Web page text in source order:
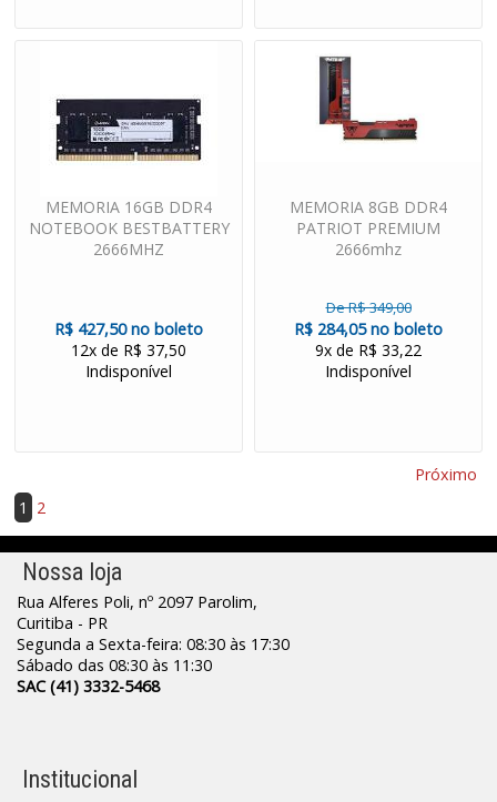
MEMORIA 16GB DDR4
NOTEBOOK BESTBATTERY
2666MHZ
R$ 427,50 no boleto
12x de R$ 37,50
Indisponível
MEMORIA 8GB DDR4
PATRIOT PREMIUM
2666mhz
De R$ 349,00
R$ 284,05 no boleto
9x de R$ 33,22
Indisponível
Próximo
1
2
Nossa loja
Rua Alferes Poli, nº 2097 Parolim,
Curitiba - PR
Segunda a Sexta-feira: 08:30 às 17:30
Sábado das 08:30 às 11:30
SAC (41) 3332-5468
Institucional